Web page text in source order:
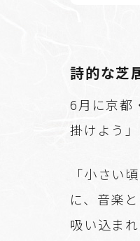
詩的な芝
6月に京都
掛けよう
「小さい
に、音楽
吸い込ま